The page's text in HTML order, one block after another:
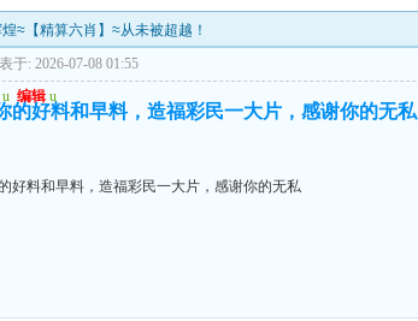
≈【精算六肖】≈从未被超越！
于: 2026-07-08 01:55
u 编辑 u
的好料和早料，造福彩民一大片，感谢你的无私
好料和早料，造福彩民一大片，感谢你的无私